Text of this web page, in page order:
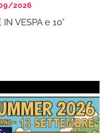
2026
VESPA e 10°